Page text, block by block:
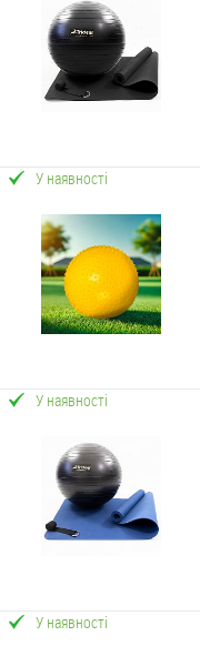
У наявності
У наявності
У наявності